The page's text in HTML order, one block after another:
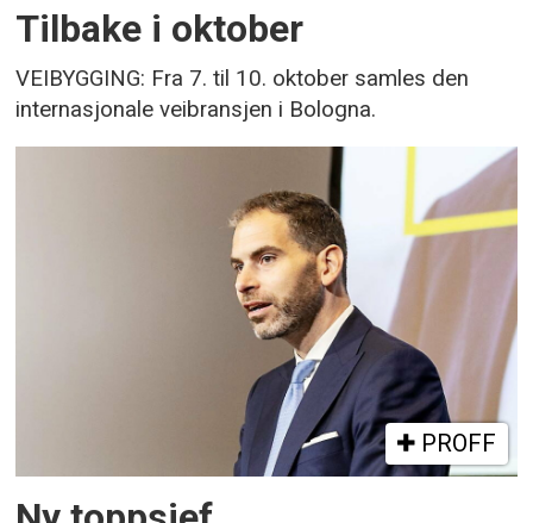
Tilbake i oktober
VEIBYGGING: Fra 7. til 10. oktober samles den
internasjonale veibransjen i Bologna.
PROFF